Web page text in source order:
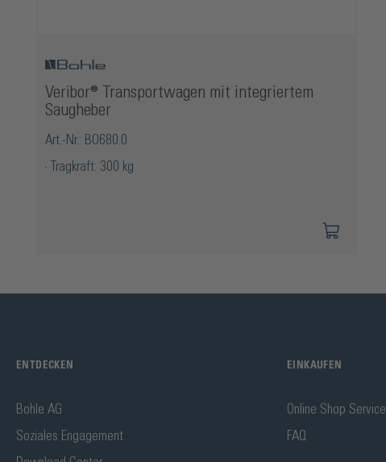
Veribor® Transportwagen mit integriertem
Saugheber
Art.-Nr.: BO680.0
Tragkraft: 300 kg
ENTDECKEN
Bohle AG
Soziales Engagement
EINKAUFEN
Online Shop Service
FAQ